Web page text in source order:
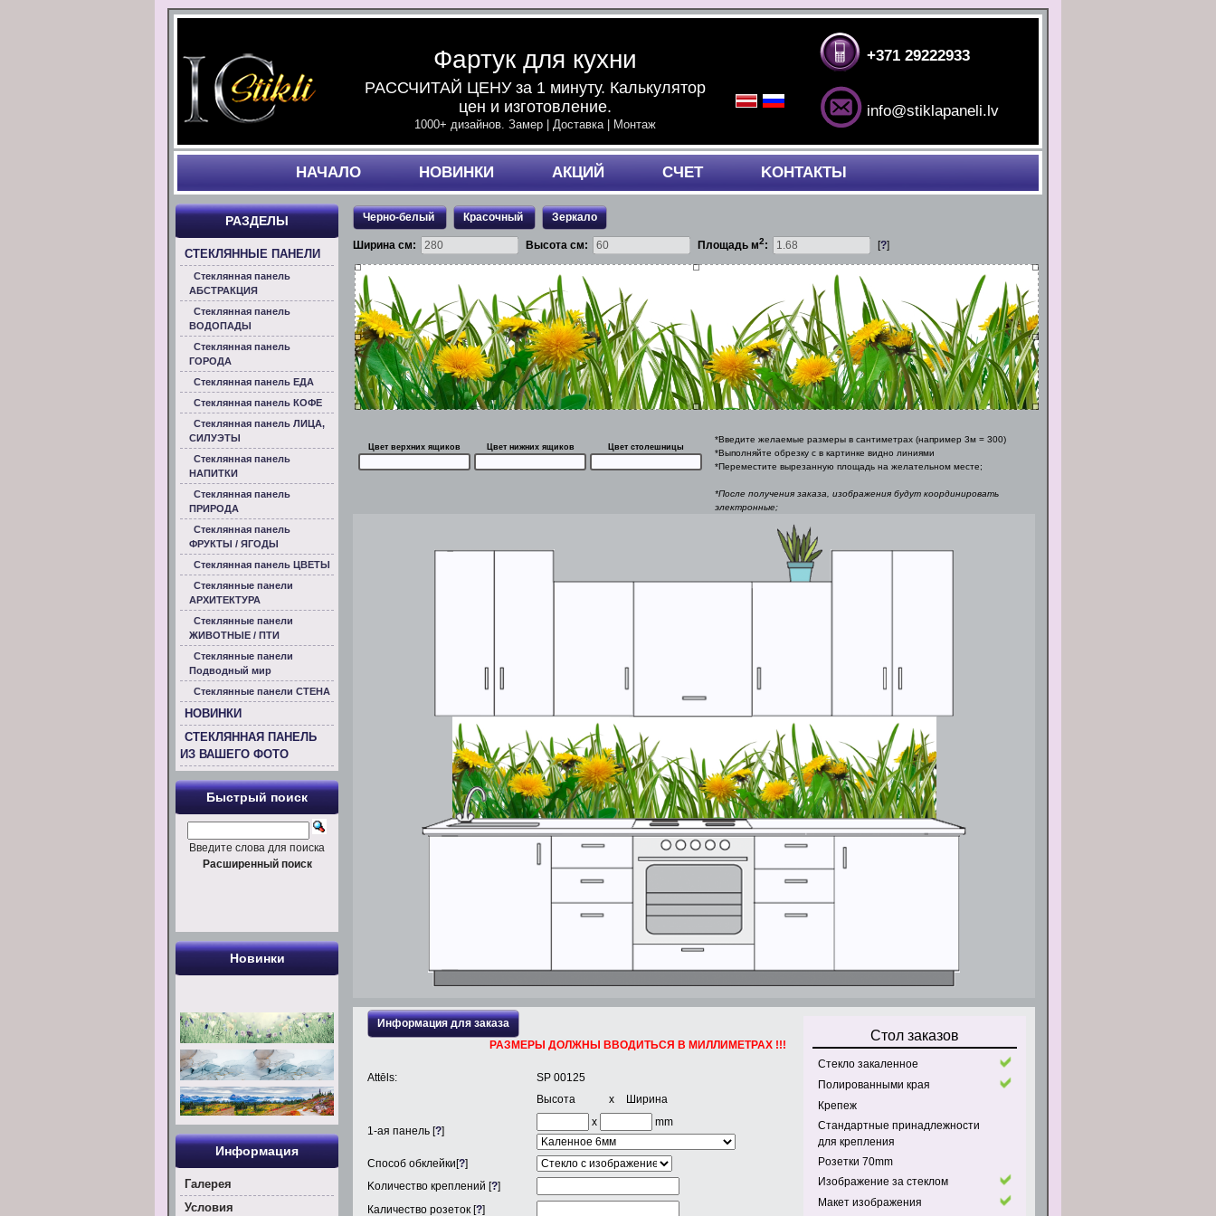
Фартук для кухни
РАССЧИТАЙ ЦЕНУ за 1 минуту. Калькулятор
цен и изготовление.
1000+ дизайнов. Замер | Доставка | Монтаж
+371 29222933
info@stiklapaneli.lv
НАЧАЛO НОВИНКИ АКЦИЙ СЧЕТ KОНТАКТЫ
Черно-белый Красочный Зеркало
Ширина см: Высота см: Площадь м2: [?]
Цвет верхних ящиков Цвет нижних ящиков Цвет столешницы
*Введите желаемые размеры в сантиметрах (например 3м = 300)
*Выполняйте обрезку с в картинке видно линиями
*Переместите вырезанную площадь на желательном месте;
*После получения заказа, изображения будут координировать
электронные;
Информация для заказа
РАЗМЕРЫ ДОЛЖНЫ ВВОДИТЬСЯ В МИЛЛИМЕТРАХ !!!
Attēls:
SP 00125
Высота
x Ширина
1-ая панель [?]
x mm
Способ обклейки[?]
Kоличество креплений [?]
Каличество розеток [?]
Стол заказов
Стекло закаленное
Полированными края
Крепеж
Стандартные принадлежности
для крепления
Pозетки 70mm
Изображение за стеклом
Макет изображения
РАЗДЕЛЫ
СТЕКЛЯННЫЕ ПАНЕЛИ
Стеклянная панель
АБСТРАКЦИЯ
Стеклянная панель
ВОДОПАДЫ
Стеклянная панель
ГОРОДА
Стеклянная панель ЕДА
Стеклянная панель КОФЕ
Стеклянная панель ЛИЦА,
СИЛУЭТЫ
Стеклянная панель
НАПИТКИ
Стеклянная панель
ПРИРОДА
Стеклянная панель
ФРУКТЫ / ЯГОДЫ
Стеклянная панель ЦВЕТЫ
Стеклянные панели
АРХИТЕКТУРА
Стеклянные панели
ЖИВОТНЫЕ / ПТИ
Стеклянные панели
Подводный мир
Стеклянные панели СТЕНА
НОВИНКИ
СТЕКЛЯННАЯ ПАНЕЛЬ
ИЗ ВАШЕГО ФОТО
Быстрый поиск
Введите слова для поиска
Расширенный поиск
Новинки
Информация
Галерея
Условия